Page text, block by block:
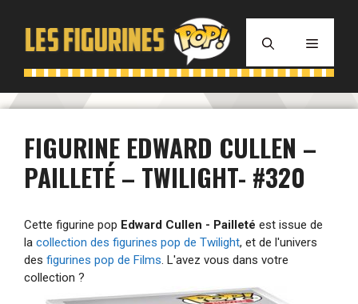
contenu
MENU
FIGURINE EDWARD CULLEN –
PAILLETÉ – TWILIGHT- #320
Cette figurine pop Edward Cullen - Pailleté est issue de
la collection des figurines pop de Twilight, et de l'univers
des figurines pop de Films. L'avez vous dans votre
collection ?